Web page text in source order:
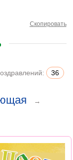
Скопировать
36
→